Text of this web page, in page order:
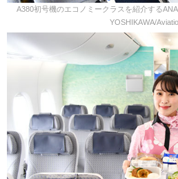
A380初号機のエコノミークラスを紹介する
YOSHIKAWA/